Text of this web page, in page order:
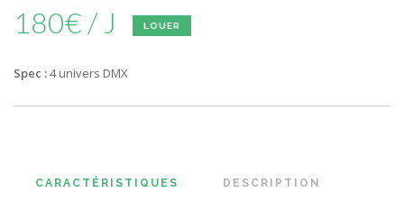
180€ / J LOUER
Spec :4 univers DMX
CARACTÉRISTIQUES DESCRIPTION